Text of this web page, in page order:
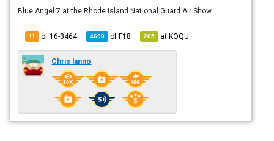
Blue Angel 7 at the Rhode Island National Guard Air Show
11 of 16-3464 4690 ofF18 205 atKOQU
Chris lanno